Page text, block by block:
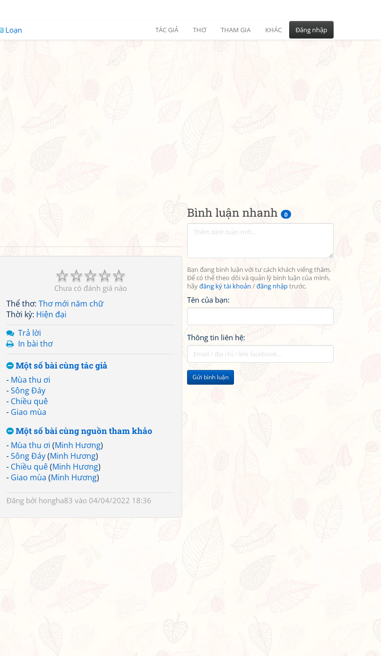
Loạn TÁC GIẢ THƠ THAM GIA KHÁC Đăng nhập
Bình luận nhanh 0
Bạn đang bình luận với tư cách khách viếng thăm.
Để có thể theo dõi và quản lý bình luận của mình,
hãyđăng ký tài khoản /đăng nhậptrước.
Tên của bạn:
Thông tin liên hệ:
Gửi bình luận
☆
☆
☆
☆
☆
Chưa có đánh giá nào
Thể thơ: Thơ mới năm chữ
Thời kỳ: Hiện đại
Trả lời
In bài thơ
Một số bài cùng tác giả
- Mùa thu ơi
-Sông Đáy
- Chiều quê
- Giao mùa
Một số bài cùng nguồn tham khảo
- Mùa thu ơi (Minh Hương)
-Sông Đáy(Minh Hương)
- Chiều quê(Minh Hương)
- Giao mùa (Minh Hương)
Đăng bởi hongha83 vào 04/04/2022 18:36